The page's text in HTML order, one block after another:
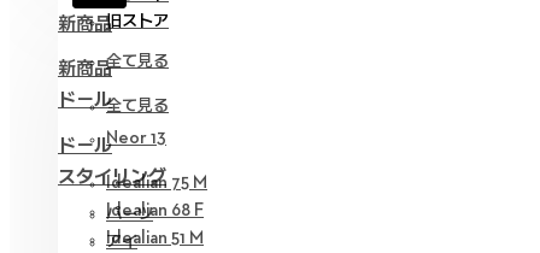
新商品
全て見る
ドール
Neor 13
スタイリング
パーツ
アイ
旧ストア
新商品
全て見る
ドール
Idealian 75 M
Idealian 68 F
Idealian 51 M